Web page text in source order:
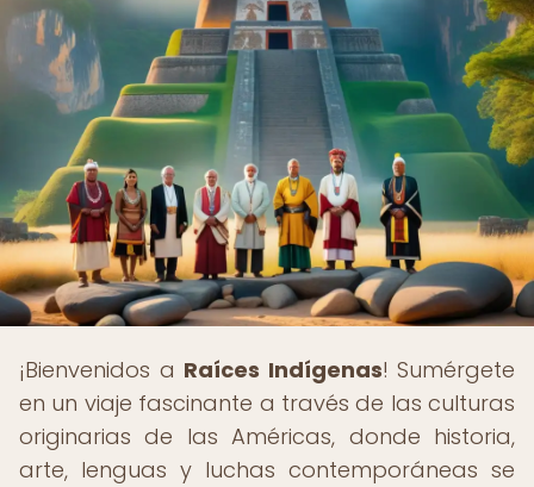
¡Bienvenidos a Raíces Indígenas! Sumérgete
en un viaje fascinante a través de las culturas
originarias de las Américas, donde historia,
arte, lenguas y luchas contemporáneas se